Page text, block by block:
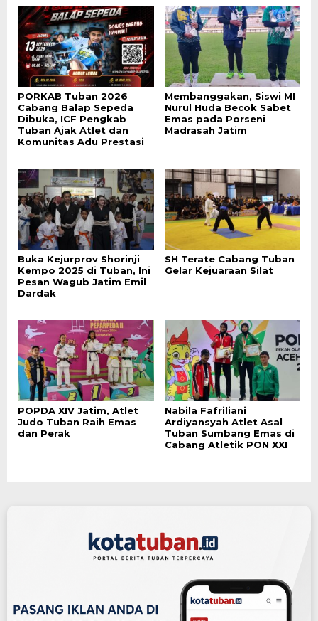
PORKAB Tuban 2026
Cabang Balap Sepeda
Dibuka, ICF Pengkab
Tuban Ajak Atlet dan
Komunitas Adu Prestasi
Membanggakan, Siswi MI
Nurul Huda Becok Sabet
Emas pada Porseni
Madrasah Jatim
Buka Kejurprov Shorinji
Kempo 2025 di Tuban, Ini
Pesan Wagub Jatim Emil
Dardak
SH Terate Cabang Tuban
Gelar Kejuaraan Silat
POPDA XIV Jatim, Atlet
Judo Tuban Raih Emas
dan Perak
Nabila Fafriliani
Ardiyansyah Atlet Asal
Tuban Sumbang Emas di
Cabang Atletik PON XXI